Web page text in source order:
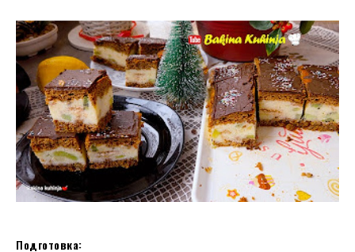
Подготовка: